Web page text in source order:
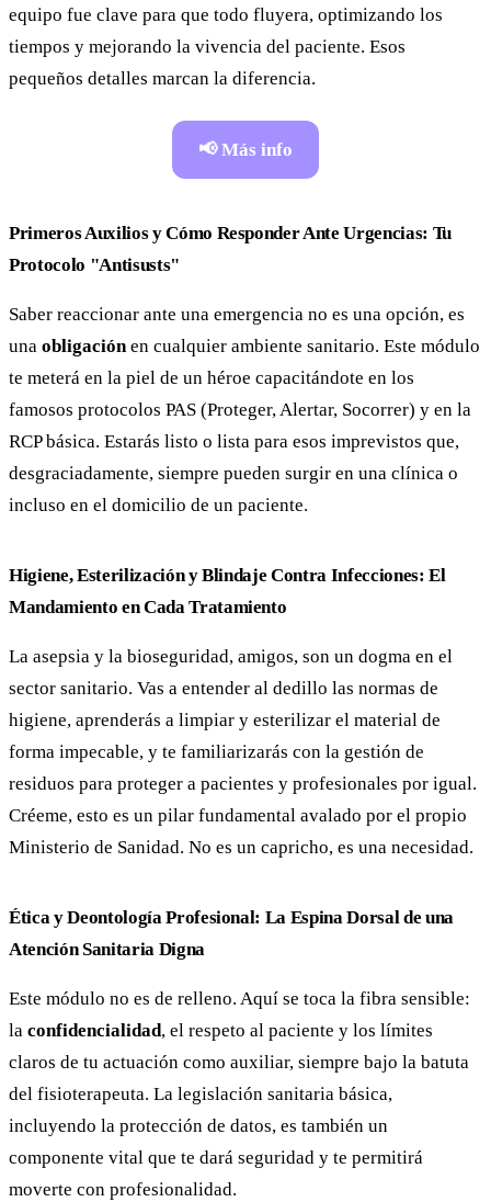
equipo fue clave para que todo fluyera, optimizando los
tiempos y mejorando la vivencia del paciente. Esos
pequeños detalles marcan la diferencia.
📢 Más info
Primeros Auxilios y Cómo Responder Ante Urgencias: Tu
Protocolo "Antisusts"
Saber reaccionar ante una emergencia no es una opción, es
una obligación en cualquier ambiente sanitario. Este módulo
te meterá en la piel de un héroe capacitándote en los
famosos protocolos PAS (Proteger, Alertar, Socorrer) y en la
RCP básica. Estarás listo o lista para esos imprevistos que,
desgraciadamente, siempre pueden surgir en una clínica o
incluso en el domicilio de un paciente.
Higiene, Esterilización y Blindaje Contra Infecciones: El
Mandamiento en Cada Tratamiento
La asepsia y la bioseguridad, amigos, son un dogma en el
sector sanitario. Vas a entender al dedillo las normas de
higiene, aprenderás a limpiar y esterilizar el material de
forma impecable, y te familiarizarás con la gestión de
residuos para proteger a pacientes y profesionales por igual.
Créeme, esto es un pilar fundamental avalado por el propio
Ministerio de Sanidad. No es un capricho, es una necesidad.
Ética y Deontología Profesional: La Espina Dorsal de una
Atención Sanitaria Digna
Este módulo no es de relleno. Aquí se toca la fibra sensible:
la confidencialidad, el respeto al paciente y los límites
claros de tu actuación como auxiliar, siempre bajo la batuta
del fisioterapeuta. La legislación sanitaria básica,
incluyendo la protección de datos, es también un
componente vital que te dará seguridad y te permitirá
moverte con profesionalidad.